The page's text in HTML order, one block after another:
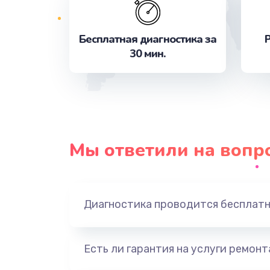
Замена корпусных элементов
Замена основной платы
Замена процессора
Бесплатная диагностика за
30 мин.
Мы ответили на
Диагностика проводится
Есть ли гарантия на услуги